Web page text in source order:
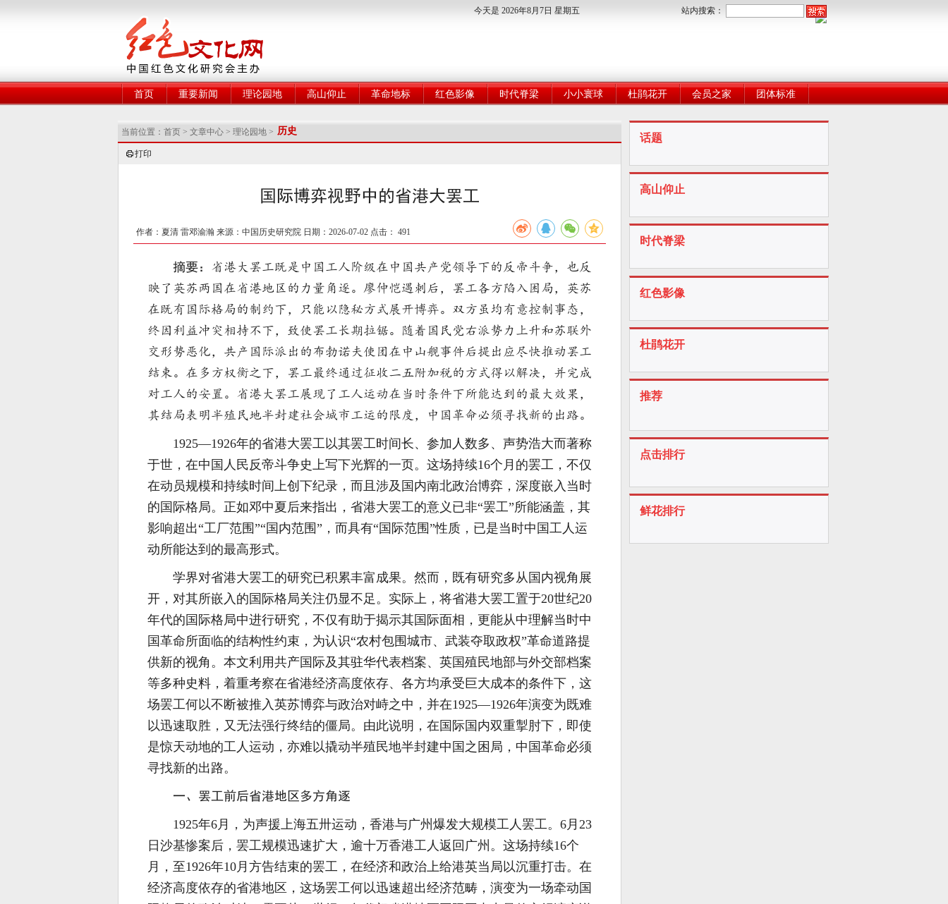
今天是 2026年8月7日 星期五 站内搜索：
首页 重要新闻 理论园地 高山仰止 革命地标 红色影像 时代脊梁 小小寰球 杜鹃花开 会员之家 团体标准
当前位置：首页 >文章中心 >理论园地 > 历史
打印
国际博弈视野中的省港大罢工
作者：夏清 雷邓渝瀚 来源：中国历史研究院 日期：2026-07-02 点击：491
摘要： 省港大罢工既是中国工人阶级在中国共产党领导下的反帝斗争，也反
映了英苏两国在省港地区的力量角逐。廖仲恺遇刺后，罢工各方陷入困局，英苏
在既有国际格局的制约下，只能以隐秘方式展开博弈。双方虽均有意控制事态，
终因利益冲突相持不下，致使罢工长期拉锯。随着国民党右派势力上升和苏联外
交形势恶化，共产国际派出的布勃诺夫使团在中山舰事件后提出应尽快推动罢工
结束。在多方权衡之下，罢工最终通过征收二五附加税的方式得以解决，并完成
对工人的安置。省港大罢工展现了工人运动在当时条件下所能达到的最大效果，
其结局表明半殖民地半封建社会城市工运的限度，中国革命必须寻找新的出路。
1925—1926年的省港大罢工以其罢工时间长、参加人数多、声势浩大而著称
于世，在中国人民反帝斗争史上写下光辉的一页。这场持续16个月的罢工，不仅
在动员规模和持续时间上创下纪录，而且涉及国内南北政治博弈，深度嵌入当时
的国际格局。正如邓中夏后来指出，省港大罢工的意义已非“罢工”所能涵盖，其
影响超出“工厂范围”“国内范围”，而具有“国际范围”性质，已是当时中国工人运
动所能达到的最高形式。
学界对省港大罢工的研究已积累丰富成果。然而，既有研究多从国内视角展
开，对其所嵌入的国际格局关注仍显不足。实际上，将省港大罢工置于20世纪20
年代的国际格局中进行研究，不仅有助于揭示其国际面相，更能从中理解当时中
国革命所面临的结构性约束，为认识“农村包围城市、武装夺取政权”革命道路提
供新的视角。本文利用共产国际及其驻华代表档案、英国殖民地部与外交部档案
等多种史料，着重考察在省港经济高度依存、各方均承受巨大成本的条件下，这
场罢工何以不断被推入英苏博弈与政治对峙之中，并在1925—1926年演变为既难
以迅速取胜，又无法强行终结的僵局。由此说明，在国际国内双重掣肘下，即使
是惊天动地的工人运动，亦难以撬动半殖民地半封建中国之困局，中国革命必须
寻找新的出路。
一、罢工前后省港地区多方角逐
1925年6月，为声援上海五卅运动，香港与广州爆发大规模工人罢工。6月23
日沙基惨案后，罢工规模迅速扩大，逾十万香港工人返回广州。这场持续16个
月，至1926年10月方告结束的罢工，在经济和政治上给港英当局以沉重打击。在
经济高度依存的省港地区，这场罢工何以迅速超出经济范畴，演变为一场牵动国
话题
高山仰止
时代脊梁
红色影像
杜鹃花开
推荐
点击排行
鲜花排行